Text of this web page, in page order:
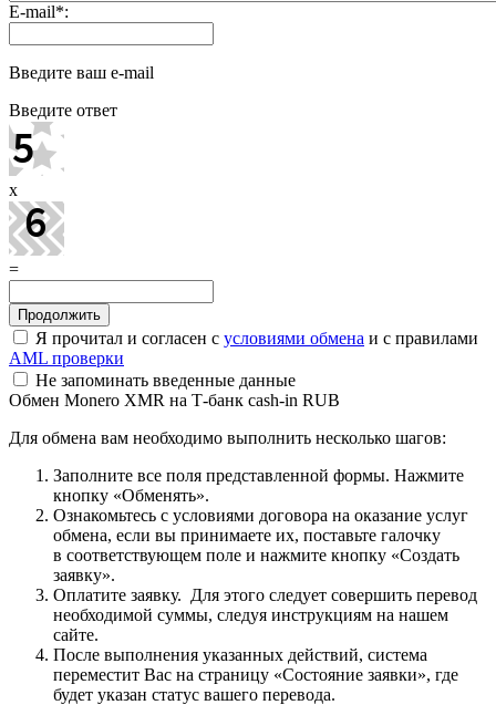
E-mail*:
Введите ваш e-mail
Введите ответ
x
=
Я прочитал и согласен с условиями обмена и с правилами
AML проверки
Не запоминать введенные данные
Обмен Monero XMR на Т-банк cash-in RUB
Для обмена вам необходимо выполнить несколько шагов:
Заполните все поля представленной формы. Нажмите
кнопку «Обменять».
Ознакомьтесь с условиями договора на оказание услуг
обмена, если вы принимаете их, поставьте галочку
в соответствующем поле и нажмите кнопку «Создать
заявку».
Оплатите заявку. Для этого следует совершить перевод
необходимой суммы, следуя инструкциям на нашем
сайте.
После выполнения указанных действий, система
переместит Вас на страницу «Состояние заявки», где
будет указан статус вашего перевода.